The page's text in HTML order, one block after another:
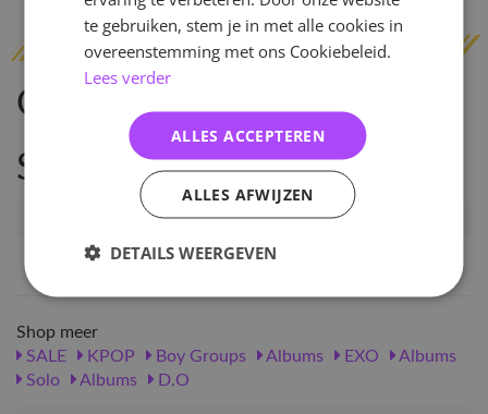
Omschrijving
Specificaties
111939
EAN nummer
8809755509132
Shop meer
SALE
KPOP Boy Groups Albums EXO
Albums
Solo
Albums D.O
te gebruiken, stem je in met alle cookies in
overeenstemming met ons Cookiebeleid.
Lees verder
ALLES ACCEPTEREN
ALLES AFWIJZEN
DETAILS WEERGEVEN